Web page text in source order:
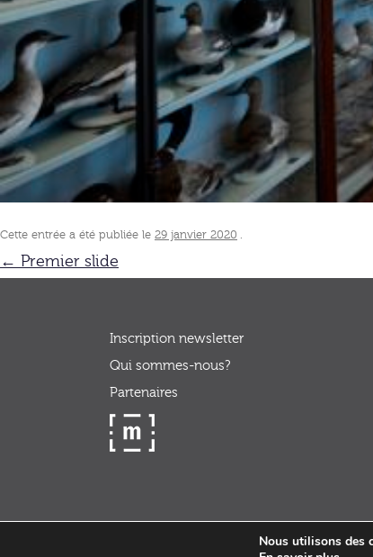
Cette entrée a été publiée le 29 janvier 2020 .
Navigation
← Premier slide
Inscription newsletter
Qui sommes-nous?
Partenaires
Nous utilisons des